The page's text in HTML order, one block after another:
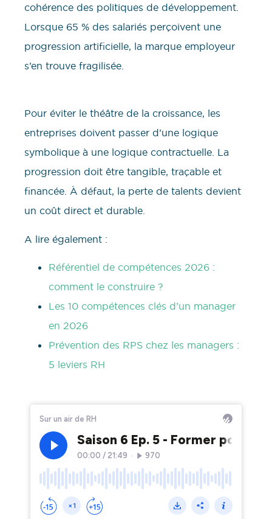
cohérence des politiques de développement.
Lorsque 65 % des salariés perçoivent une
progression artificielle, la marque employeur
s’en trouve fragilisée.
Pour éviter le théâtre de la croissance, les
entreprises doivent passer d’une logique
symbolique à une logique contractuelle. La
progression doit être tangible, traçable et
financée. À défaut, la perte de talents devient
un coût direct et durable.
A lire également :
Référentiel de compétences 2026 :
comment le construire ?
Les 10 compétences clés d’un manager
en 2026
Prévention des RPS chez les managers :
5 leviers RH